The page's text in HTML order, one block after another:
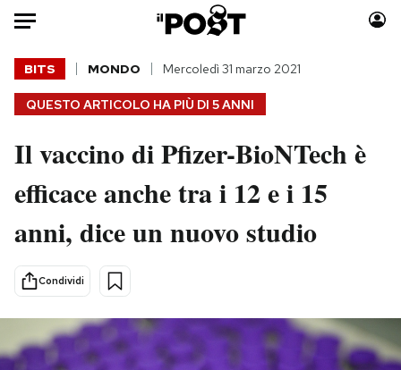
Auto
HOME
Italia
Politica
Tecnologia
Scienza
Economia
Moda
Consumismi
Storie/Idee
Altrecose
Mondiali calcio 2026
QUESTO ARTICOLO HA PIÙ DI 5 ANNI
BITS MONDO Mercoledì 31 marzo 2021
Il vaccino di Pfizer-BioNTech è
efficace anche tra i 12 e i 15
anni, dice un nuovo studio
Condividi